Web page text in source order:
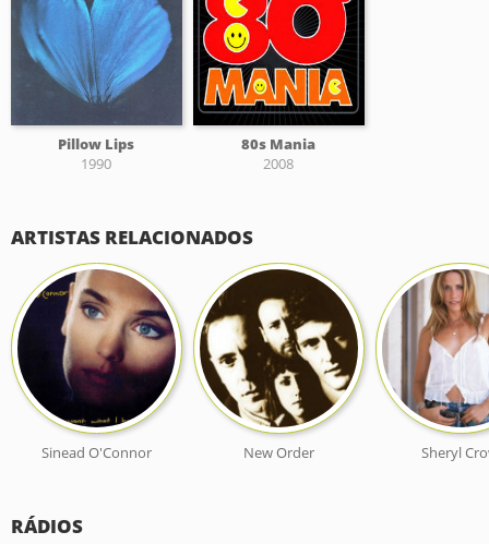
Pillow Lips
1990
80s Mania
2008
ARTISTAS RELACIONADOS
Sinead O'Connor New Order Sheryl
RÁDIOS